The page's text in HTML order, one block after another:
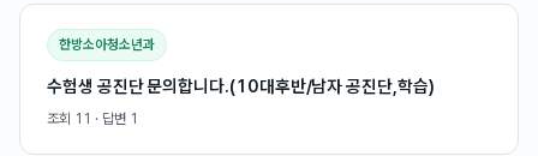
한방소아청소년과
수험생 공진단 문의합니다.(10대후반/남자 공진단,학습)
조회 11 · 답변 1